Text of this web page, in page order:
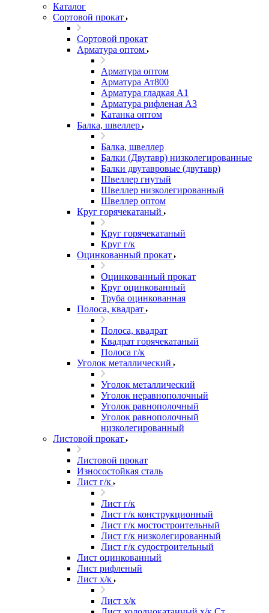
Каталог
Сортовой прокат
Сортовой прокат
Арматура оптом
Арматура оптом
Арматура Ат800
Арматура гладкая А1
Арматура рифленая А3
Катанка оптом
Балка, швеллер
Балка, швеллер
Балки (Двутавр) низколегированные
Балки двутавровые (двутавр)
Швеллер гнутый
Швеллер низколегированный
Швеллер оптом
Круг горячекатаный
Круг горячекатаный
Круг г/к
Оцинкованный прокат
Оцинкованный прокат
Круг оцинкованный
Труба оцинкованная
Полоса, квадрат
Полоса, квадрат
Квадрат горячекатаный
Полоса г/к
Уголок металлический
Уголок металлический
Уголок неравнополочный
Уголок равнополочный
Уголок равнополочный
низколегированный
Листовой прокат
Листовой прокат
Износостойкая сталь
Лист г/к
Лист г/к
Лист г/к конструкционный
Лист г/к мостостроительный
Лист г/к низколегированный
Лист г/к судостроительный
Лист оцинкованный
Лист рифленый
Лист х/к
Лист х/к